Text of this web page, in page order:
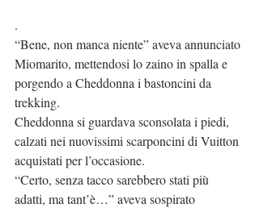
.
“Bene, non manca niente” aveva annunciato
Miomarito, mettendosi lo zaino in spalla e
porgendo a Cheddonna i bastoncini da
trekking.
Cheddonna si guardava sconsolata i piedi,
calzati nei nuovissimi scarponcini di Vuitton
acquistati per l’occasione.
“Certo, senza tacco sarebbero stati più
adatti, ma tant’è…” aveva sospirato